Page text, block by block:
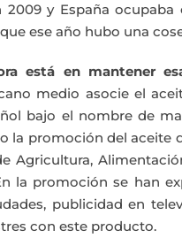
2009 y España
ese año hubo una
está en mantener
medio asocie el
bajo el nombre de
la promoción del aceite
Agricultura,
la promoción se han
publicidad en
con este producto.